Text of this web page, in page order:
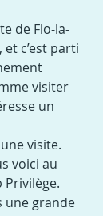
de Flo-la-
c’est parti
visiter
un
visite.
voici au
une grande